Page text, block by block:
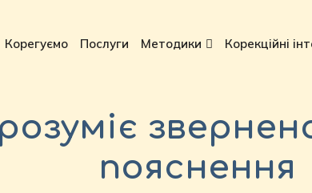
Корегуємо Послуги Методики Корекційні
пояснення